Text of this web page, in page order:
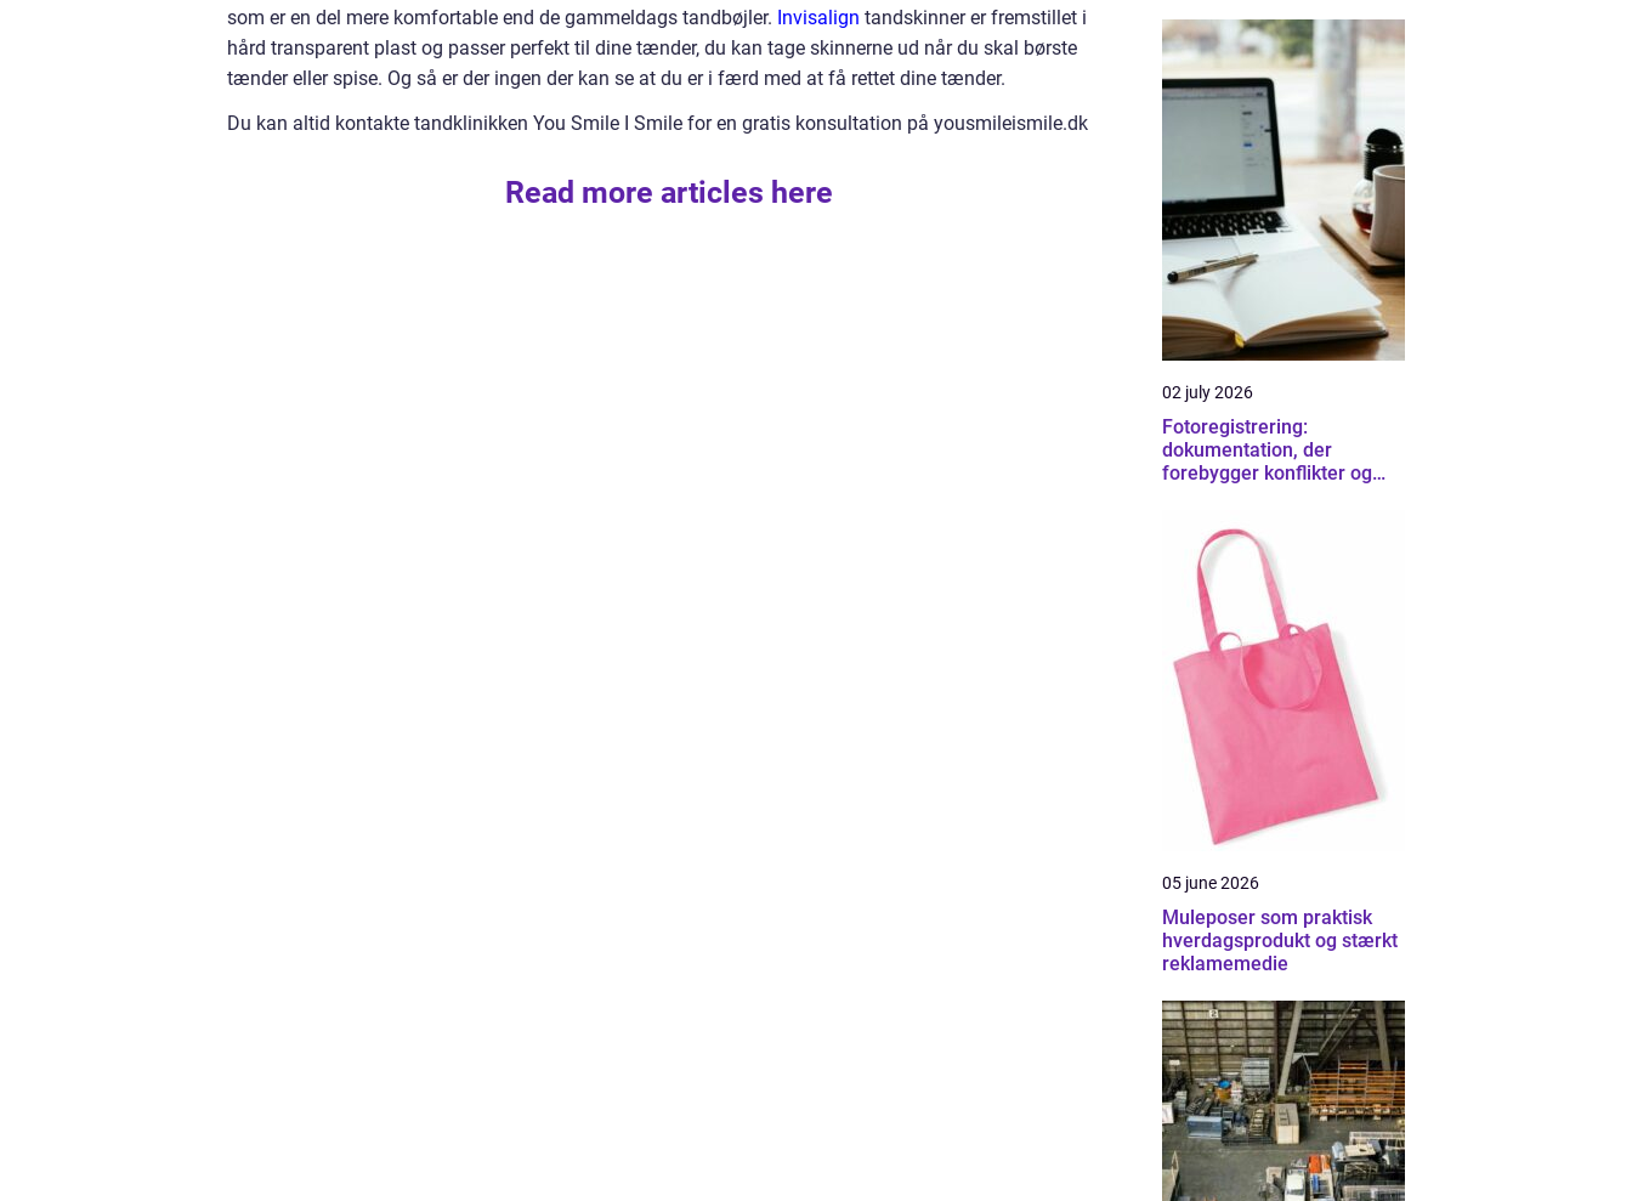
som er en del mere komfortable end de gammeldags tandbøjler. Invisalign tandskinner er fremstillet i
hård transparent plast og passer perfekt til dine tænder, du kan tage skinnerne ud når du skal børste
tænder eller spise. Og så er der ingen der kan se at du er i færd med at få rettet dine tænder.
Du kan altid kontakte tandklinikken You Smile I Smile for en gratis konsultation på yousmileismile.dk
Read more articles here
02 july 2026
Fotoregistrering:
dokumentation, der
forebygger konflikter og
05 june 2026
Muleposer som praktisk
hverdagsprodukt og stærkt
reklamemedie